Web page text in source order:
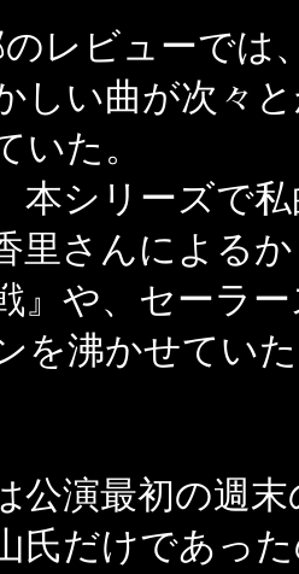
レビューでは
しい曲が次々
いた。
本シリーズで
里さんによる
』や、セーラ
を沸かせてい
公演最初の週末
氏だけであっ